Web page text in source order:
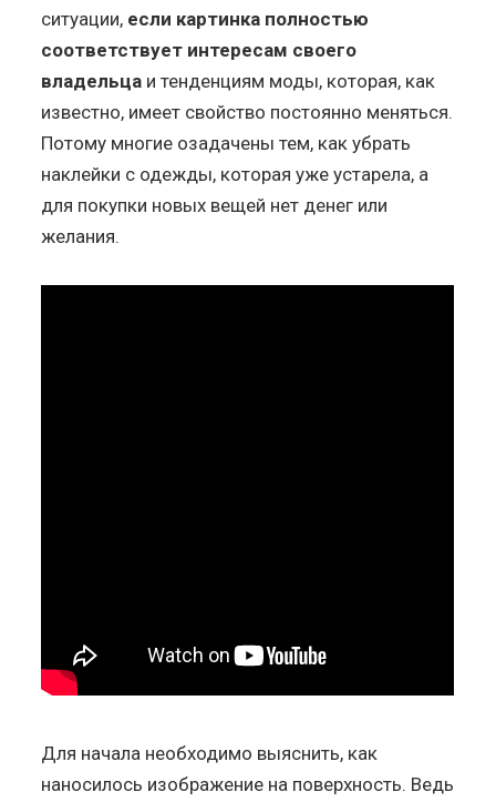
ситуации, если картинка полностью
соответствует интересам своего
владельца и тенденциям моды, которая, как
известно, имеет свойство постоянно меняться.
Потому многие озадачены тем, как убрать
наклейки с одежды, которая уже устарела, а
для покупки новых вещей нет денег или
желания.
Для начала необходимо выяснить, как
наносилось изображение на поверхность. Ведь